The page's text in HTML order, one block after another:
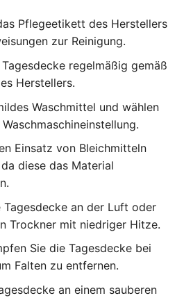
Pflegeetikett des Herstellers
zur Reinigung.
regelmäßig gemäß
Herstellers.
Waschmittel und wählen
Einsatz von Bleichmitteln
diese das Material
Tagesdecke an der Luft oder
Trockner mit niedriger Hitze.
Sie die Tagesdecke bei
Falten zu entfernen.
an einem sauberen